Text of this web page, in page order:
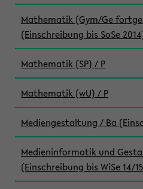
Mathematik (Gym/Ge
(Einschreibung bis SoSe
Mathematik (SP) / P
Mathematik (wU) / P
Mediengestaltung / Ba
Medieninformatik und
(Einschreibung bis WiSe 14/